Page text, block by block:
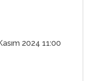
2024 11:00